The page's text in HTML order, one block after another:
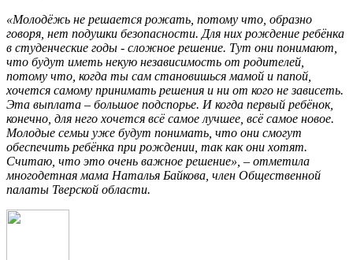
«Молодёжь не решается рожать, потому что, образно
говоря, нет подушки безопасности. Для них рождение ребёнка
в студенческие годы - сложное решение. Тут они понимают,
что будут иметь некую независимость от родителей,
потому что, когда ты сам становишься мамой и папой,
хочется самому принимать решения и ни от кого не зависеть.
Эта выплата – большое подспорье. И когда первый ребёнок,
конечно, для него хочется всё самое лучшее, всё самое новое.
Молодые семьи уже будут понимать, что они смогут
обеспечить ребёнка при рождении, так как они хотят.
Считаю, что это очень важное решение», – отметила
многодетная мама Наталья Байкова, член Общественной
палаты Тверской области.